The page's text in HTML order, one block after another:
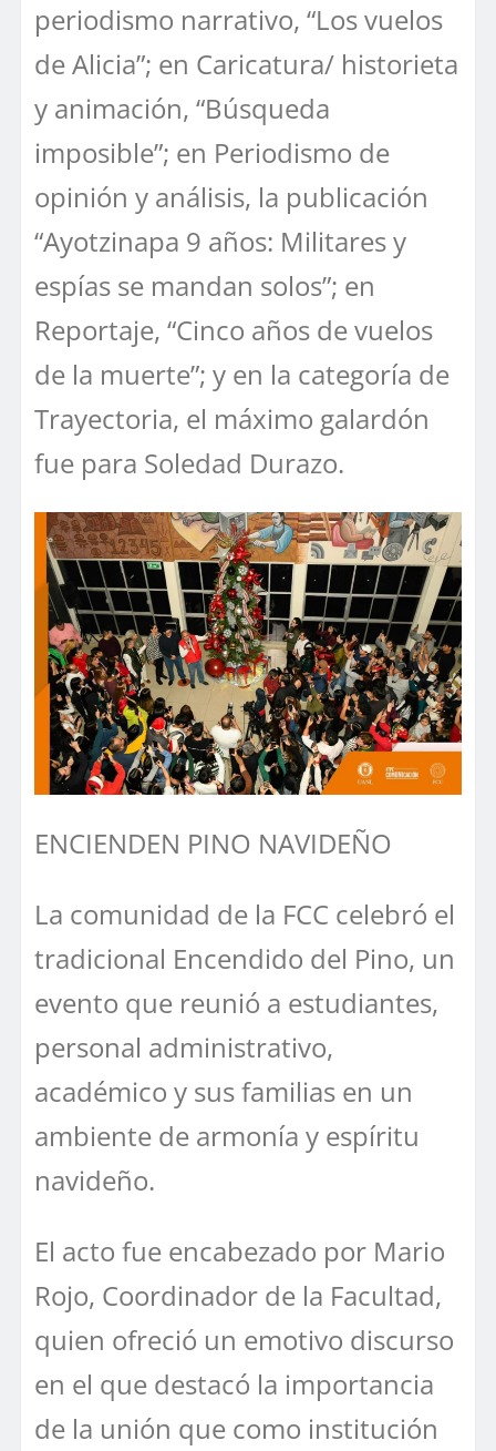
periodismo narrativo, “Los vuelos
de Alicia”; en Caricatura/ historieta
y animación, “Búsqueda
imposible”; en Periodismo de
opinión y análisis, la publicación
“Ayotzinapa 9 años: Militares y
espías se mandan solos”; en
Reportaje, “Cinco años de vuelos
de la muerte”; y en la categoría de
Trayectoria, el máximo galardón
fue para Soledad Durazo.
ENCIENDEN PINO NAVIDEÑO
La comunidad de la FCC celebró el
tradicional Encendido del Pino, un
evento que reunió a estudiantes,
personal administrativo,
académico y sus familias en un
ambiente de armonía y espíritu
navideño.
El acto fue encabezado por Mario
Rojo, Coordinador de la Facultad,
quien ofreció un emotivo discurso
en el que destacó la importancia
de la unión que como institución